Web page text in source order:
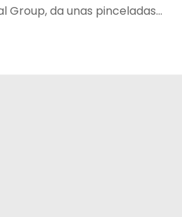
Group, da unas pinceladas…